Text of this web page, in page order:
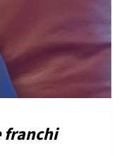
franchi